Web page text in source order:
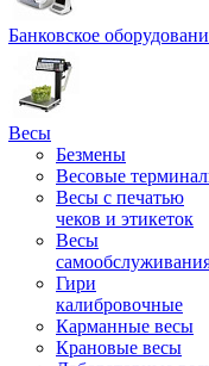
Банковское
Весы
Безмены
Весовые
Весы с печатью
чеков и этикеток
Весы
Гири
калибровочные
Карманные весы
Крановые весы